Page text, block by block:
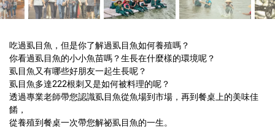
吃過虱目魚，但是你了解過虱目魚如何養殖嗎？
你看過虱目魚的小小魚苗嗎？生長在什麼樣的環境呢？
虱目魚又有哪些好朋友一起生長呢？
虱目魚多達222根刺又是如何被料理的呢？
透過專業老師帶您認識虱目魚從魚場到市場，再到餐桌上的美味佳
餚，
從養殖到餐桌一次帶您解祕虱目魚的一生。